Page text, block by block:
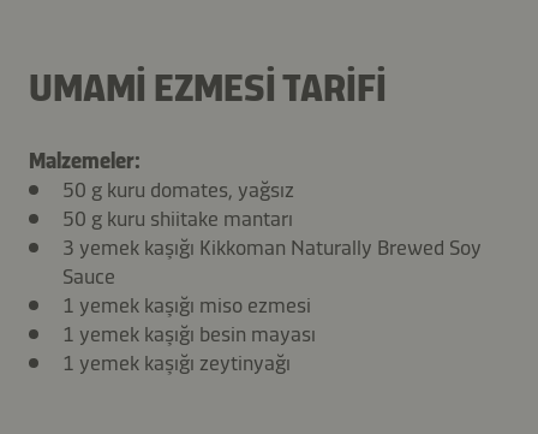
UMAMI EZMESI TARIFI
Malzemeler:
50 g kuru domates, yağsız
50 g kuru shiitake mantarı
3 yemek kaşığı Kikkoman Naturally Brewed Soy
Sauce
1 yemek kaşığı miso ezmesi
1 yemek kaşığı besin mayası
1 yemek kaşığı zeytinyağı